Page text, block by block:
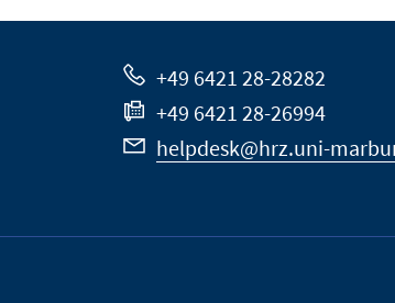
+49 6421 28-28282
+49 6421 28-26994
helpdesk@hrz.uni-